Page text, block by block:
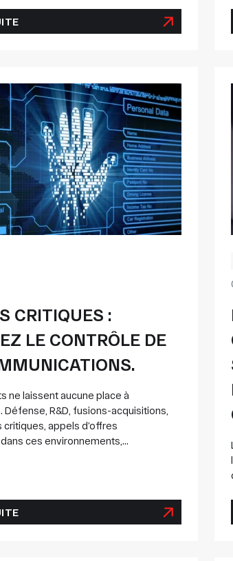
CRITIQUES :
LE CONTRÔLE DE
ne laissent aucune place à
Défense, R&D, fusions-acquisitions,
appels d’offres
ces environnements,...